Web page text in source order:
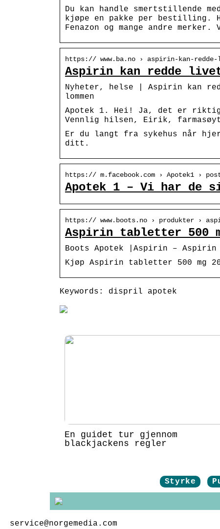
Du kan handle smertstillende
kjøpe en pakke per bestilling.
Fenazon og mange andre
https:// www.ba.no › aspirin-kan-
Aspirin kan redde
Nyheter, helse | Aspirin kan
lommen
Apotek 1. Hei! Ja, det er
Vennlig hilsen, Eirik, farmasøyt
Er du langt fra sykehus når
ditt.
https:// m.facebook.com › Apotek1 ›
Apotek 1 – Vi har de
https:// www.boots.no › produkter ›
Aspirin tabletter 500
Boots Apotek |Aspirin –
Kjøp Aspirin tabletter 500 mg
Keywords: dispril apotek
En guidet tur gjennom
blackjackens regler
Styrke
service@norgemedia.com